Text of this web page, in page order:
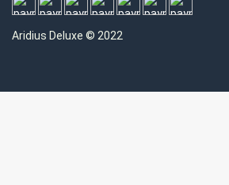
Aridius Deluxe © 2022